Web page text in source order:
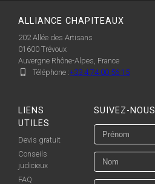
ALLIANCE CHAPITEAUX
202 Allée des Artisans
01600 Trévoux
Auvergne Rhône-Alpes, France
Téléphone :+33 4 74 00 56 15
LIENS
UTILES
Devis gratuit
Conseils
judicieux
FAQ
SUIVEZ-NOUS